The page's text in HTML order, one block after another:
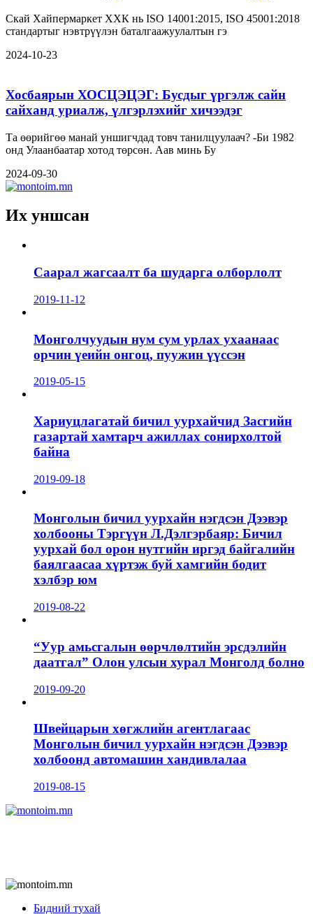
Скай Хайпермаркет ХХК нь ISO 14001:2015, ISO 45001:2018
стандартыг нэвтрүүлэн баталгаажуулалтын гэ
2024-10-23
Хосбаярын ХОСЦЭЦЭГ: Бусдыг үргэлж сайн
сайханд уриалж, үлгэрлэхийг хичээдэг
Та өөрийгөө манай уншигчдад товч танилцуулаач? -Би 1982
онд Улаанбаатар хотод төрсөн. Аав минь Бу
2024-09-30
Их уншсан
Саарал жагсаалт ба шударга олборлолт
2019-11-12
Монголчуудын нум сум урлах ухаанаас
орчин үеийн онгоц, пуужин үүссэн
2019-05-15
Хариуцлагатай бичил уурхайчид Засгийн
газартай хамтарч ажиллах сонирхолтой
байна
2019-09-18
Монголын бичил уурхайн нэгдсэн Дээвэр
холбооны Тэргүүн Л.Дэлгэрбаяр: Бичил
уурхай бол орон нутгийн иргэд байгалийн
баялгаасаа хүртэж буй хамгийн бодит
хэлбэр юм
2019-08-22
“Уур амьсгалын өөрчлөлтийн эрсдэлийн
даатгал” Олон улсын хурал Монголд болно
2019-09-20
Швейцарын хөгжлийн агентлагаас
Монголын бичил уурхайн нэгдсэн Дээвэр
холбоонд автомашин хандивлалаа
2019-08-15
Бидний тухай